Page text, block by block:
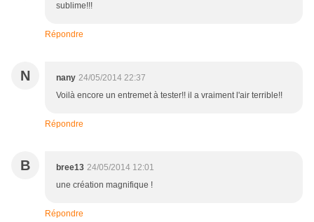
sublime!!!
Répondre
N nany 24/05/2014 22:37
Voilà encore un entremet à tester!! il a vraiment l'air terrible!!
Répondre
B bree13 24/05/2014 12:01
une création magnifique !
Répondre